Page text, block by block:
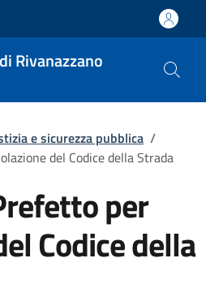
Rivanazzano
e sicurezza pubblica /
del Codice della Strada
per
Codice della